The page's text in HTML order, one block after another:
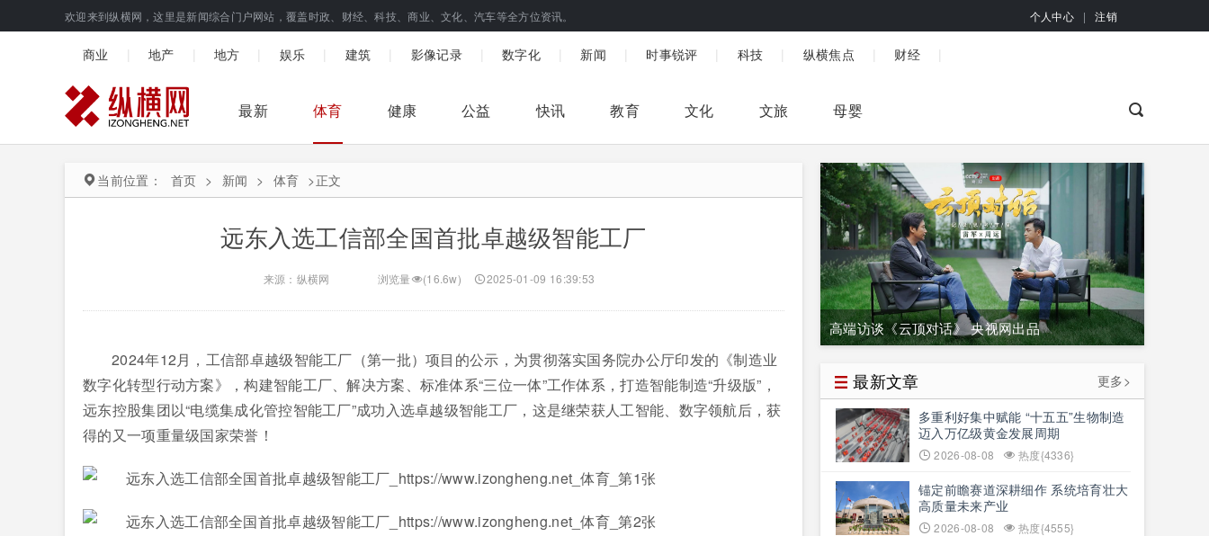
欢迎来到纵横网，这里是新闻综合门户网站，覆盖时政、财经、科技、商业、文化、汽车等全方位资讯。 个人中心 | 注销
商业 地产 地方 娱乐 建筑 影像记录 数字化 新闻 时事锐评 科技 纵横焦点 财经
最新 体育 健康 公益 快讯 教育 文化 文旅 母婴
当前位置： 首页 > 新闻 > 体育 >正文
远东入选工信部全国首批卓越级智能工厂
来源：纵横网 浏览量 (16.6w) 2025-01-09 16:39:53
2024年12月，工信部卓越级智能工厂（第一批）项目的公示，为贯彻落实国务院办公厅印发的《制造业
数字化转型行动方案》，构建智能工厂、解决方案、标准体系“三位一体”工作体系，打造智能制造“升级版”，
远东控股集团以“电缆集成化管控智能工厂”成功入选卓越级智能工厂，这是继荣获人工智能、数字领航后，获
得的又一项重量级国家荣誉！
高端访谈《云顶对话》 央视网出品
最新文章
更多>
多重利好集中赋能 “十五五”生物制造
迈入万亿级黄金发展周期
2026-08-08 热度{4336}
锚定前瞻赛道深耕细作 系统培育壮大
高质量未来产业
2026-08-08 热度{4555}